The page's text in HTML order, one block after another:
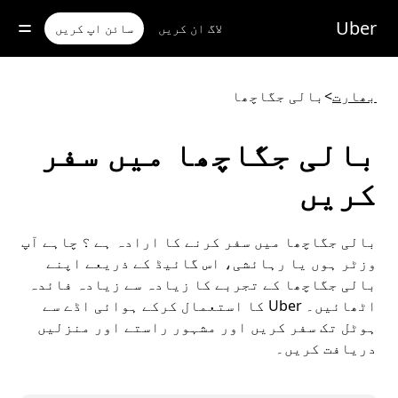
مواد
جائیں
Uber لاگ ان کریں سائن اپ کریں
بھارت>بالی جگاچھا
بالی جگاچھا میں سفر
کریں
بالی جگاچھا میں سفر کرنے کا ارادہ ہے ؟ چاہے آپ
وزٹر ہوں یا رہائشی، اس گائیڈ کے ذریعے اپنے
بالی جگاچھا کے تجربے کا زیادہ سے زیادہ فائدہ
اٹھائیں۔ Uber کا استعمال کرکے ہوائی اڈے سے
ہوٹل تک سفر کریں اور مشہور راستے اور منزلیں
دریافت کریں۔